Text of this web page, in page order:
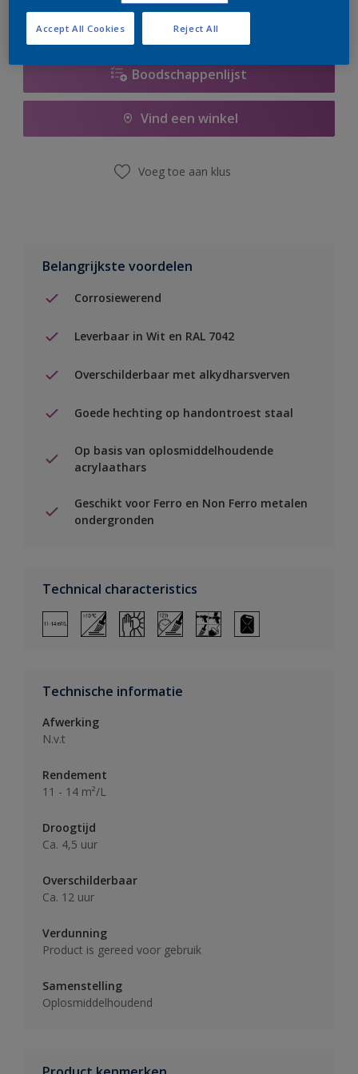
Boodschappenlijst
Vind een winkel
Voeg toe aan klus
Belangrijkste voordelen
Corrosiewerend
Leverbaar in Wit en RAL 7042
Overschilderbaar met alkydharsverven
Goede hechting op handontroest staal
Op basis van oplosmiddelhoudende
acrylaathars
Geschikt voor Ferro en Non Ferro metalen
ondergronden
Technical characteristics
Technische informatie
Afwerking
N.v.t
Rendement
11 - 14 m²/L
Droogtijd
Ca. 4,5 uur
Overschilderbaar
Ca. 12 uur
Verdunning
Product is gereed voor gebruik
Samenstelling
Oplosmiddelhoudend
Reject All
Accept All Cookies